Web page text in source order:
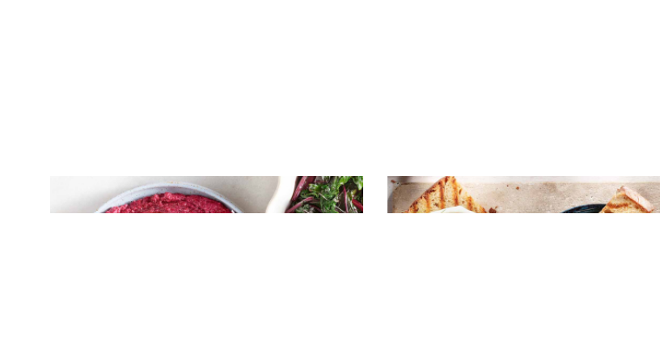
Χτυπητή με ψητά παντζάρια και φέτα Τυρί κρέμα με πιπεριές τσίλι
ΝΤΙΠ – ΣΑΛΤΣΕΣ